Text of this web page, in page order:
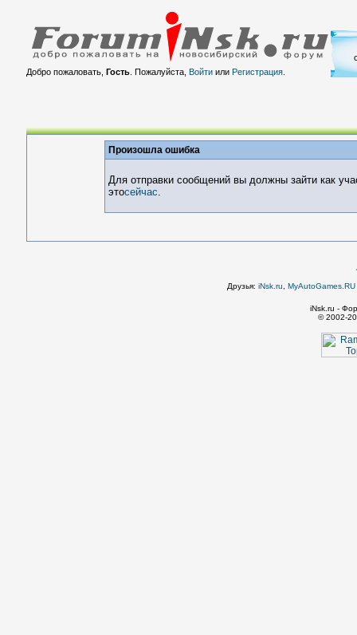
Добро пожаловать, Гость. Пожалуйста, Войтиили Регистрация.
Произошла ошибка
Для отправки сообщений вы должны зайти как
этосейчас.
Друзья: iNsk.ru
iNsk.ru -
© 2002-